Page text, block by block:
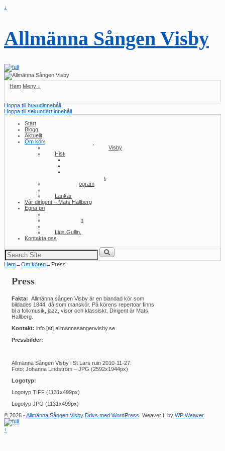
↓
Allmänna Sången Visby
Hem Meny ↓
Hoppa till huvudinnehåll
Hoppa till sekundärt innehåll
Start
Blogg
Aktuellt
Om kören
Om Allmänna Sången Visby
Historia/konserter
Tidig historia
Konsertprogram
Länkar
Vår dirigent – Mats Hallberg
Egna produktioner
Utlottningen
Ljus.Gullin.
Kontakta oss
Sök
efter:
Hem→Om kören→ Press
Press
Fakta: Allmänna sången Visby är en blandad kör som
bildades 1844, då som manskör. På körens repertoar finns
bl a folkmusik, jazz, visor och klassiskt. Dirigent är Mats
Hallberg.
Kontakt: info [at] allmannasangenvisby.se
Pressbilder:
Allmänna Sången Visby i St Lars ruin 2010-11-27.
Foto: Johanna Lindström – JPG (2592x1944px)
Logotyp:
Logotyp TIFF (1131x499px)
Logotyp JPG (1131x499px)
© 2026 -Allmänna Sången Visby Drivs med WordPress Weaver II by WP Weaver
↑